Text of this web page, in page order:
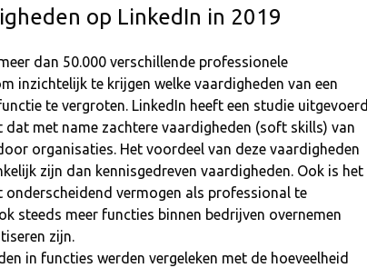
op LinkedIn in 2019
dan 50.000 verschillende professionele
inzichtelijk te krijgen welke vaardigheden van een
te vergroten. LinkedIn heeft een studie uitgevoerd
met name zachtere vaardigheden (soft skills) van
organisaties. Het voordeel van deze vaardigheden
zijn dan kennisgedreven vaardigheden. Ook is het
vermogen als professional te
steeds meer functies binnen bedrijven overnemen
zijn.
in functies werden vergeleken met de hoeveelheid